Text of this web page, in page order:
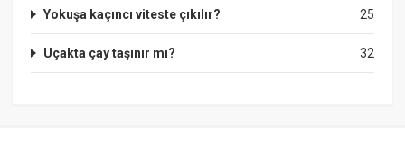
25
Yokuşa kaçıncı viteste çıkılır?
32
Uçakta çay taşınır mı?